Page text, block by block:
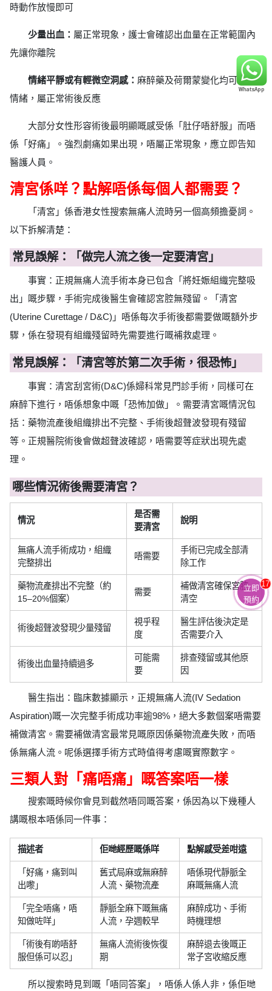
時動作放慢即可
少量出血： 屬正常現象，護士會確認出血量在正常範圍內
先讓你離院
情緒平靜或有輕微空洞感： 麻醉藥及荷爾蒙變化均可影響
情緒，屬正常術後反應
大部分女性形容術後最明顯嘅感受係「肚仔唔舒服」而唔
係「好痛」。強烈劇痛如果出現，唔屬正常現象，應立即告知
醫護人員。
清宮係咩？點解唔係每個人都需要？
「清宮」係香港女性搜索無痛人流時另一個高頻擔憂詞。
以下拆解清楚：
常見誤解：「做完人流之後一定要清宮」
事實：正規無痛人流手術本身已包含「將妊娠組織完整吸
出」嘅步驟，手術完成後醫生會確認宮腔無殘留。「清宮
(Uterine Curettage / D&C)」唔係每次手術後都需要做嘅額外步
驟，係在發現有組織殘留時先需要進行嘅補救處理。
常見誤解：「清宮等於第二次手術，很恐怖」
事實：清宮刮宮術(D&C)係婦科常見門診手術，同樣可在
麻醉下進行，唔係想象中嘅「恐怖加做」。需要清宮嘅情況包
括：藥物流產後組織排出不完整、手術後超聲波發現有殘留
等。正規醫院術後會做超聲波確認，唔需要等症狀出現先處
理。
哪些情況術後需要清宮？
情況
是否需
要清宮
說明
無痛人流手術成功，組織
完整排出
唔需要
手術已完成全部清
除工作
藥物流產排出不完整（約
15–20%個案）
需要
補做清宮確保宮腔
清空
術後超聲波發現少量殘留
視乎程
度
醫生評估後決定是
否需要介入
術後出血量持續過多
可能需
要
排查殘留或其他原
因
醫生指出：臨床數據顯示，正規無痛人流(IV Sedation
Aspiration)嘅一次完整手術成功率逾98%，絕大多數個案唔需要
補做清宮。需要補做清宮最常見嘅原因係藥物流產失敗，而唔
係無痛人流。呢係選擇手術方式時值得考慮嘅實際數字。
三類人對「痛唔痛」嘅答案唔一樣
搜索嘅時候你會見到截然唔同嘅答案，係因為以下幾種人
講嘅根本唔係同一件事：
描述者 佢哋經歷嘅係咩 點解感受差咁遠
「好痛，痛到叫
出嚟」
舊式局麻或無麻醉
人流、藥物流產
唔係現代靜脈全
麻嘅無痛人流
「完全唔痛，唔
知做咗咩」
靜脈全麻下嘅無痛
人流，孕週較早
麻醉成功、手術
時機理想
「術後有啲唔舒
服但係可以忍」
無痛人流術後恢復
期
麻醉退去後嘅正
常子宮收縮反應
所以搜索時見到嘅「唔同答案」，唔係人係人非，係佢哋
立即
預約
17